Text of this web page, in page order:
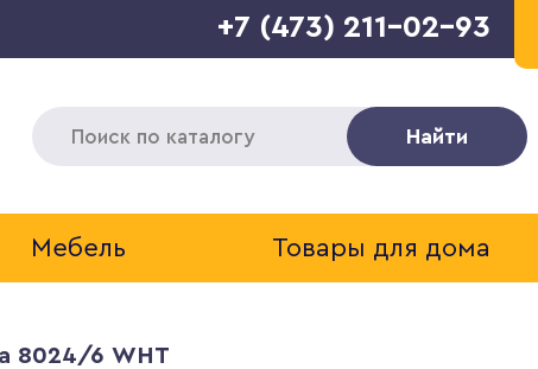
+7 (473) 211-02-93
Найти
Мебель Товары для дома
8024/6 WHT